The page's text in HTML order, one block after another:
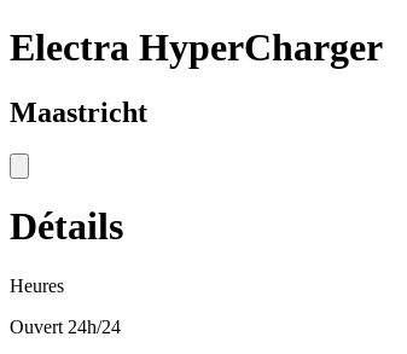
Electra HyperCharger
Maastricht
Détails
Heures
Ouvert 24h/24